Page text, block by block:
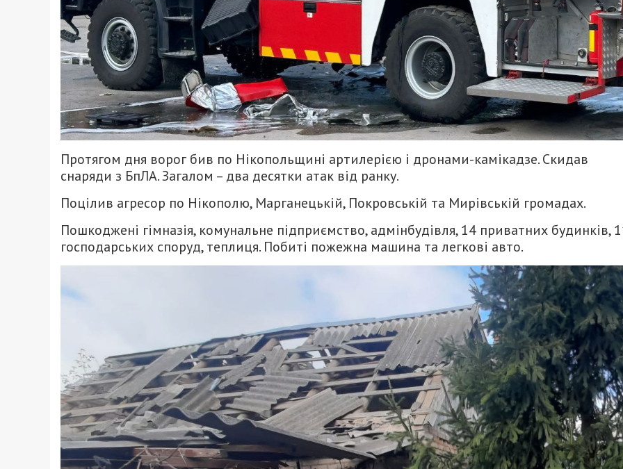
Протягом дня ворог бив по Нікопольщині артилерією і дронами-камікадзе. Скидав
снаряди з БпЛА. Загалом – два десятки атак від ранку.
Поцілив агресор по Нікополю, Марганецькій, Покровській та Мирівській громадах.
Пошкоджені гімназія, комунальне підприємство, адмінбудівля, 14 приватних будинків,
господарських споруд, теплиця. Побиті пожежна машина та легкові авто.